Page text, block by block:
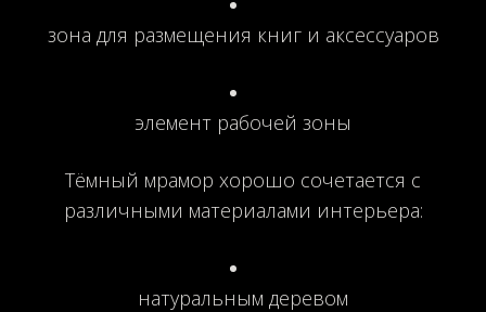
зона для размещения книг и аксессуаров
элемент рабочей зоны
Тёмный мрамор хорошо сочетается с
различными материалами интерьера:
натуральным деревом